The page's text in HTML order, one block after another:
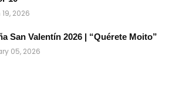
2026
San Valentín 2026 | “Quérete Moito”
05, 2026